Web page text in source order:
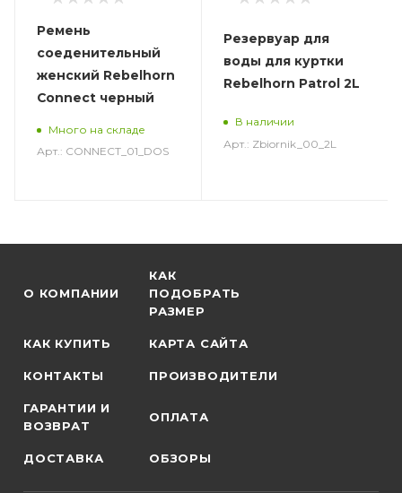
Ремень
соеденительный
женский Rebelhorn
Connect черный
Много на складе
Арт.: CONNECT_01_DOS
Резервуар для
воды для куртки
Rebelhorn Patrol 2L
В наличии
Арт.: Zbiornik_00_2L
О КОМПАНИИ
КАК
ПОДОБРАТЬ
РАЗМЕР
КАК КУПИТЬ КАРТА САЙТА
КОНТАКТЫ ПРОИЗВОДИТЕЛИ
ГАРАНТИИ И
ВОЗВРАТ
ОПЛАТА
ДОСТАВКА ОБЗОРЫ